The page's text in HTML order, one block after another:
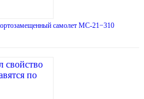
самолет МС-21−310